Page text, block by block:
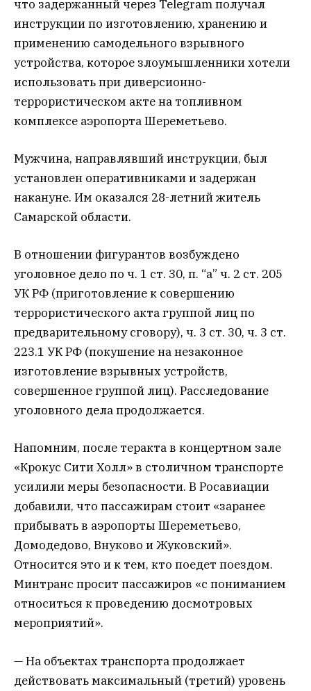
что задержанный через Telegram получал
инструкции по изготовлению, хранению и
применению самодельного взрывного
устройства, которое злоумышленники хотели
использовать при диверсионно-
террористическом акте на топливном
комплексе аэропорта Шереметьево.
Мужчина, направлявший инструкции, был
установлен оперативниками и задержан
накануне. Им оказался 28-летний житель
Самарской области.
В отношении фигурантов возбуждено
уголовное дело по ч. 1 ст. 30, п. “а” ч. 2 ст. 205
УК РФ (приготовление к совершению
террористического акта группой лиц по
предварительному сговору), ч. 3 ст. 30, ч. 3 ст.
223.1 УК РФ (покушение на незаконное
изготовление взрывных устройств,
совершенное группой лиц). Расследование
уголовного дела продолжается.
Напомним, после теракта в концертном зале
«Крокус Сити Холл» в столичном транспорте
усилили меры безопасности. В Росавиации
добавили, что пассажирам стоит «заранее
прибывать в аэропорты Шереметьево,
Домодедово, Внуково и Жуковский».
Относится это и к тем, кто поедет поездом.
Минтранс просит пассажиров «с пониманием
относиться к проведению досмотровых
мероприятий».
— На объектах транспорта продолжает
действовать максимальный (третий) уровень